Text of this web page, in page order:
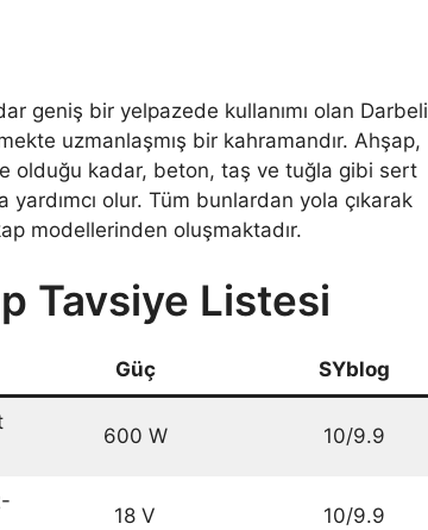
geniş bir yelpazede kullanımı olan Darbeli
uzmanlaşmış bir kahramandır. Ahşap,
olduğu kadar, beton, taş ve tuğla gibi sert
olur. Tüm bunlardan yola çıkarak
modellerinden oluşmaktadır.
Tavsiye Listesi
Güç SYblog
600 W 10/9.9
18 V 10/9.9